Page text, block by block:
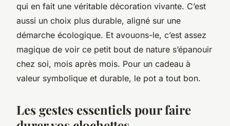
qui en fait une véritable décoration vivante. C’est
aussi un choix plus durable, aligné sur une
démarche écologique. Et avouons-le, c’est assez
magique de voir ce petit bout de nature s’épanouir
chez soi, mois après mois. Pour un cadeau à
valeur symbolique et durable, le pot a tout bon.
Les gestes essentiels pour faire